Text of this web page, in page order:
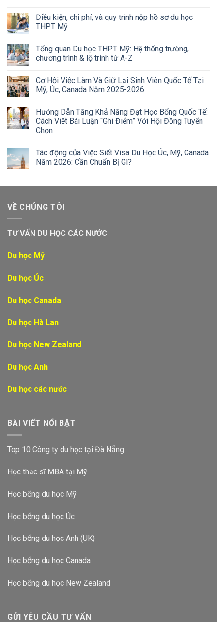
Điều kiện, chi phí, và quy trình nộp hồ sơ du học
THPT Mỹ
Tổng quan Du học THPT Mỹ: Hệ thống trường,
chương trình & lộ trình từ A-Z
Cơ Hội Việc Làm Và Giữ Lại Sinh Viên Quốc Tế Tại
Mỹ, Úc, Canada Năm 2025-2026
Hướng Dẫn Tăng Khả Năng Đạt Học Bổng Quốc Tế:
Cách Viết Bài Luận “Ghi Điểm” Với Hội Đồng Tuyển
Chọn
Tác động của Việc Siết Visa Du Học Úc, Mỹ, Canada
Năm 2026: Cần Chuẩn Bị Gì?
VỀ CHÚNG TÔI
TƯ VẤN DU HỌC CÁC NƯỚC
Du học Mỹ
Du học Úc
Du học Canada
Du học Hà Lan
Du học New Zealand
Du học Anh
Du học các nước
BÀI VIẾT NỔI BẬT
Top 10 Công ty du học tại Đà Nẵng
Học thạc sĩ MBA tại Mỹ
Học bổng du học Mỹ
Học bổng du học Úc
Học bổng du học Anh (UK)
Học bổng du học Canada
Học bổng du học New Zealand
GỬI YÊU CẦU TƯ VẤN